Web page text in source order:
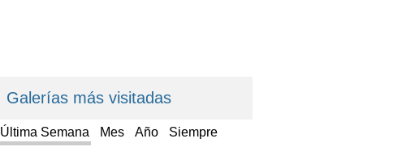
Galerías más visitadas
Última Semana Mes Año Siempre